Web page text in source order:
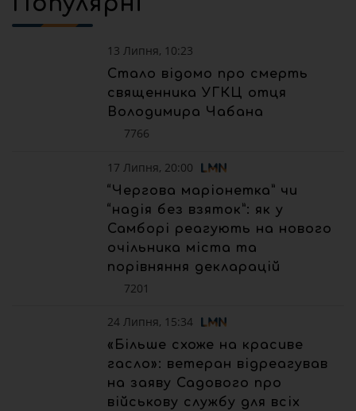
13 Липня, 10:23
Стало відомо про смерть
священника УГКЦ отця
Володимира Чабана
7766
17 Липня, 20:00
“Чергова маріонетка” чи
“надія без взяток”: як у
Самборі реагують на нового
очільника міста та
порівняння декларацій
7201
24 Липня, 15:34
«Більше схоже на красиве
гасло»: ветеран відреагував
на заяву Садового про
військову службу для всіх